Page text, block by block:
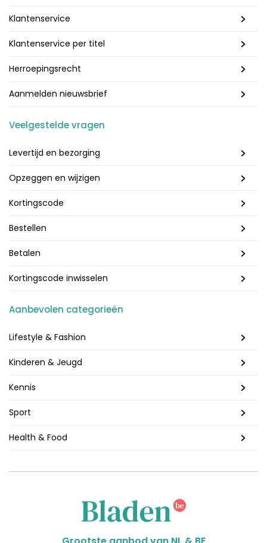
Klantenservice
Klantenservice per titel
Herroepingsrecht
Aanmelden nieuwsbrief
Veelgestelde vragen
Levertijd en bezorging
Opzeggen en wijzigen
Kortingscode
Bestellen
Betalen
Kortingscode inwisselen
Aanbevolen categorieën
Lifestyle & Fashion
Kinderen & Jeugd
Kennis
Sport
Health & Food